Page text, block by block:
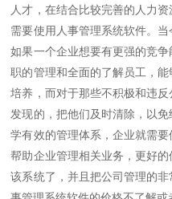
人才，在结合比较完善的人力
需要使用人事管理系统软件。
如果一个企业想要有更强的竞
职的管理和全面的了解员工，
培养，而对于那些不积极和违
发现的，把他们及时清除，以
学有效的管理体系，企业就需
帮助企业管理相关业务，更好
该系统了，并且把公司管理的